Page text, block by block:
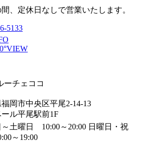
、定休日なしで営業いたします。
5133
ーチェココ
岡市中央区平尾2-14-13
ル平尾駅前1F
～土曜日 10:00～20:00 日曜日・祝
～19:00